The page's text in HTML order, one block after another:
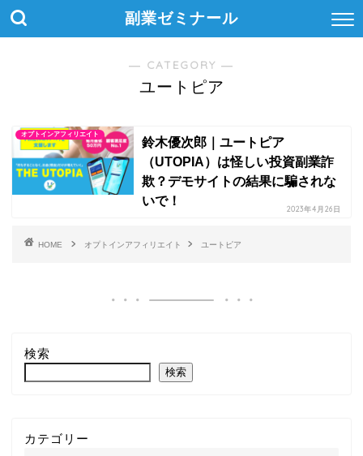
副業ゼミナール
― CATEGORY ―
ユートピア
オプトインアフィリエイト
鈴木優次郎｜ユートピア
（UTOPIA）は怪しい投資副業詐
欺？デモサイトの結果に騙されな
いで！
2023年4月26日
HOME オプトインアフィリエイト ユートピア
検索
検索
カテゴリー